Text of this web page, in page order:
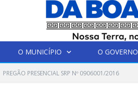
O MUNICÍPIO O GOVERNO
PREGÃO PRESENCIAL SRP Nº 0906001/2016